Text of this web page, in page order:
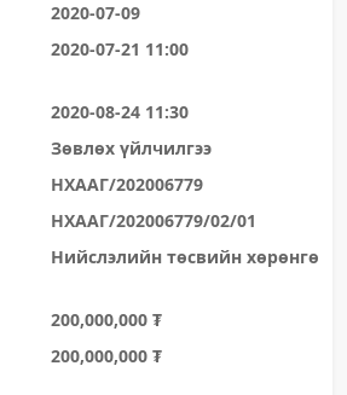
2020-07-09
2020-07-21 11:00
2020-08-24 11:30
Зөвлөх үйлчилгээ
НХААГ/202006779
НХААГ/202006779/02/01
Нийслэлийн төсвийн хөрөнгө
200,000,000 ₮
200,000,000 ₮